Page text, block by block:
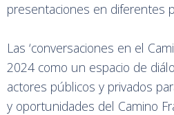
presentaciones en diferentes
Las ‘conversaciones en el
2024 como un espacio de
actores públicos y privados
y oportunidades del Camino